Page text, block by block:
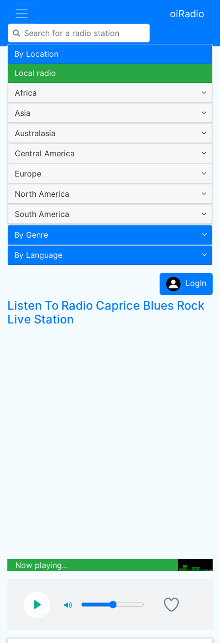
oiRadio
By Location
Local radio
Africa
Asia
Australasia
Central America
Europe
North America
South America
By Genre
By Language
LogIn
Listen To Radio Caprice Blues Rock
Live Station
Now playing...